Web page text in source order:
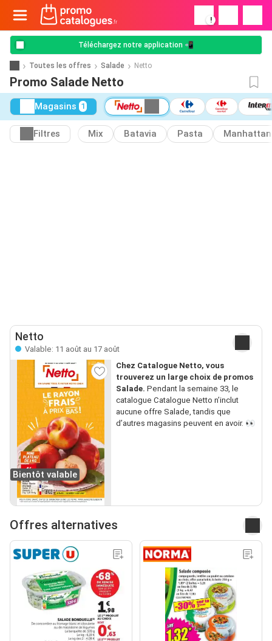
!
Téléchargez notre application 📲
Toutes les offres Salade Netto
Promo Salade Netto
Magasins 1
Filtres Mix Batavia Pasta Manhattan
Netto
Valable: 11 août au 17 août
Bientôt valable
Chez Catalogue Netto, vous
trouverez un large choix de promos
Salade. Pendant la semaine 33, le
catalogue Catalogue Netto n’inclut
aucune offre Salade, tandis que
d’autres magasins peuvent en avoir. 👀
Offres alternatives